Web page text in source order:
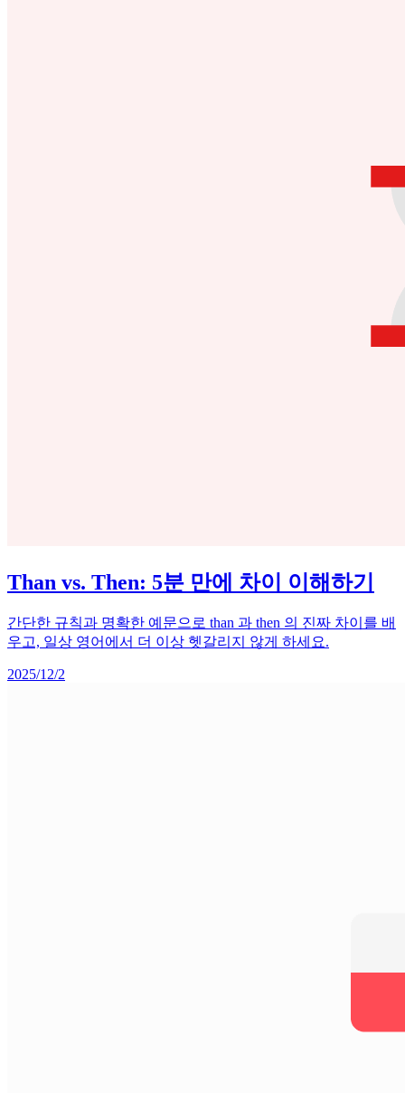
Than vs. Then: 5분 만에 차이 이해하기
간단한 규칙과 명확한 예문으로 than 과 then 의 진짜 차이를 배
우고, 일상 영어에서 더 이상 헷갈리지 않게 하세요.
2025/12/2